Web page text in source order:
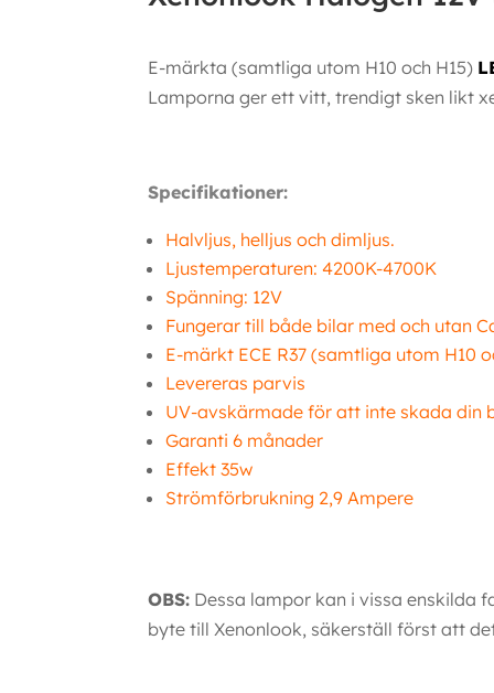
E-märkta (samtliga utom H10 och H15)
Lamporna ger ett vitt, trendigt sken likt
Specifikationer:
Halvljus, helljus och dimljus.
Ljustemperaturen: 4200K-4700K
Spänning: 12V
Fungerar till både bilar med och utan
E-märkt ECE R37 (samtliga utom H10
Levereras parvis
UV-avskärmade för att inte skada din
Garanti 6 månader
Effekt 35w
Strömförbrukning 2,9 Ampere
OBS: Dessa lampor kan i vissa enskilda
byte till Xenonlook, säkerställ först att